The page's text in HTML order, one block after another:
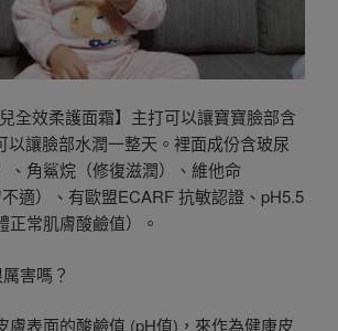
全效柔護面霜】主打可以讓寶寶臉部含
以讓臉部水潤一整天。裡面成份含玻尿
、角鯊烷（修復滋潤）、維他命
適）、有歐盟ECARF 抗敏認證、pH5.5
正常肌膚酸鹼值）。
害嗎？
膚表面的酸鹼值 (pH值)，來作為健康皮